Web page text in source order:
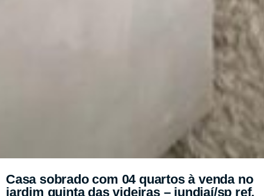
Casa sobrado com 04 quartos à venda no
jardim quinta das videiras – jundiaí/sp ref.